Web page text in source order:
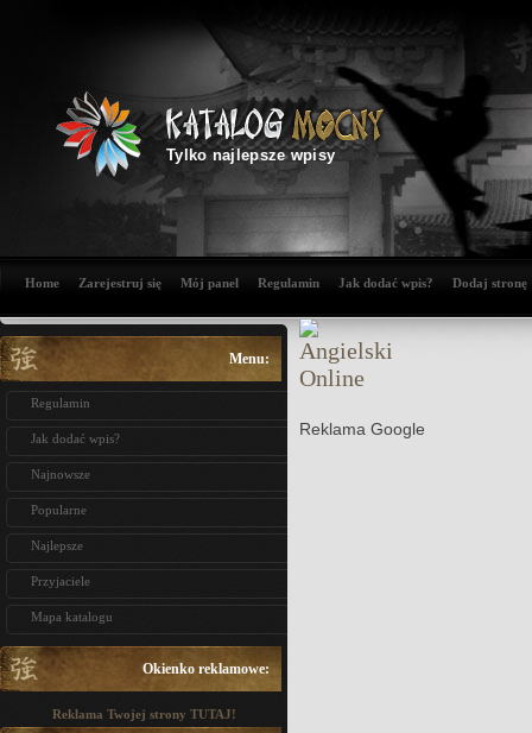
Tylko najlepsze wpisy
Home Zarejestruj się Mój panel Regulamin Jak dodać wpis? Dodaj stronę
Menu:
Regulamin
Jak dodać wpis?
Najnowsze
Popularne
Najlepsze
Przyjaciele
Mapa katalogu
Okienko reklamowe:
Reklama Twojej strony TUTAJ!
Reklama Google